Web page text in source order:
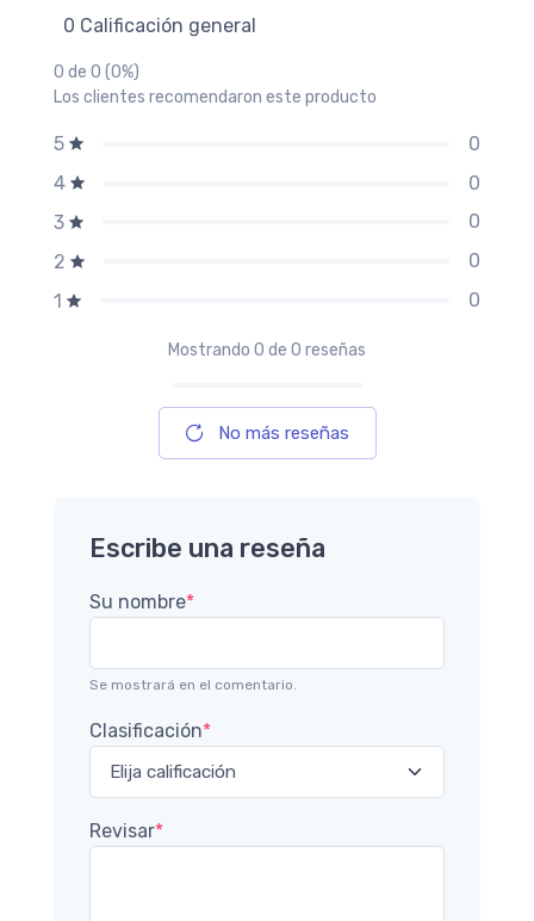
0 Calificación general
0 de 0 (0%)
Los clientes recomendaron este producto
5
0
4
0
3
0
2
0
1
0
Mostrando 0 de 0 reseñas
No más reseñas
Escribe una reseña
Su nombre*
Se mostrará en el comentario.
Clasificación*
Revisar*